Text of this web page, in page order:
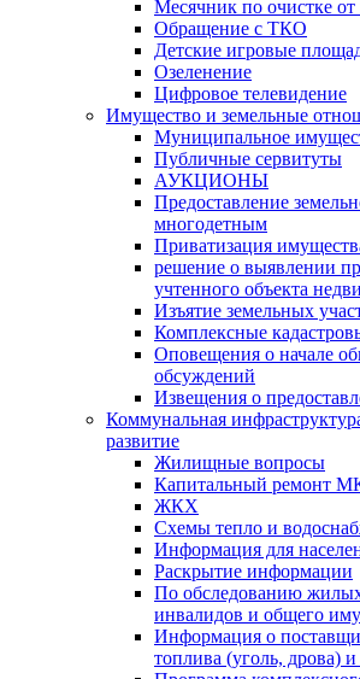
Месячник по очистке от
Обращение с ТКО
Детские игровые
Озеленение
Цифровое телевидение
Имущество и земельные
Муниципальное
Публичные сервитуты
АУКЦИОНЫ
Предоставление
многодетным
Приватизация
решение о выявлении
учтенного объекта
Изъятие земельных
Комплексные
Оповещения о начале
обсуждений
Извещения о
Коммунальная
развитие
Жилищные вопросы
Капитальный ремонт
ЖКХ
Схемы тепло и
Информация для
Раскрытие информации
По обследованию
инвалидов и общего
Информация о
топлива (уголь, дрова) и